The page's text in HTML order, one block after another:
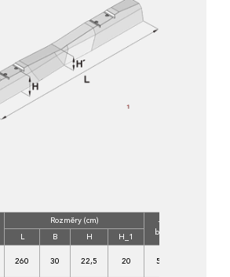
Rozměry (cm) Třída
betonu
L B H
H_1
260 30 22,5 20 50/60